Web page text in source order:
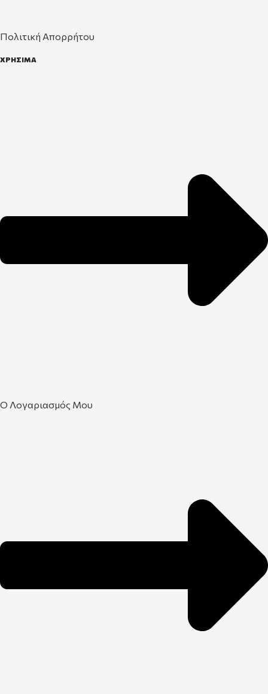
Πολιτική Απορρήτου
ΧΡΗΣΙΜΑ
Ο Λογαριασμός Μου